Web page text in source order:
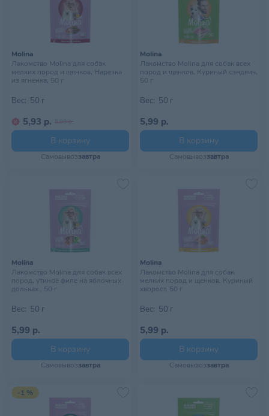
Molina
Лакомство Molina для собак
мелких пород и щенков, Нарезка
из ягненка, 50 г
Вес: 50 г
5,93 р. 5,99 р.
В корзину
Самовывоззавтра
Molina
Лакомство Molina для собак всех
пород и щенков, Куриный сэндвич,
50 г
Вес: 50 г
5,99 р.
В корзину
Самовывоззавтра
Molina
Лакомство Molina для собак всех
пород, утиное филе на яблочных
дольках., 50 г
Вес: 50 г
5,99 р.
В корзину
Самовывоззавтра
Molina
Лакомство Molina для собак
мелких пород и щенков, Куриный
хворост, 50 г
Вес: 50 г
5,99 р.
В корзину
Самовывоззавтра
-1 %